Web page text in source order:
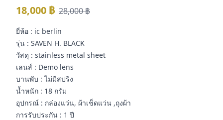
18,000 ฿ 28,000฿
ยี่ห้อ : ic berlin
รุ่น : SAVEN H. BLACK
วัสดุ : stainless metal sheet
เลนส์ : Demo lens
บานพับ : ไม่มีสปริง
น้ำหนัก : 18 กรัม
อุปกรณ์ : กล่องแว่น, ผ้าเช็ดแว่น ,ถุงผ้า
การรับประกัน : 1 ปี